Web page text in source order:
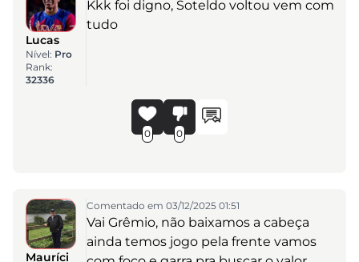
Lucas
Nível: Pro
Rank:
32336
Kkk foi digno, Soteldo voltou vem com
tudo
0 0
Mauríci
Comentado em 03/12/2025 01:51
Vai Grêmio, não baixamos a cabeça
ainda temos jogo pela frente vamos